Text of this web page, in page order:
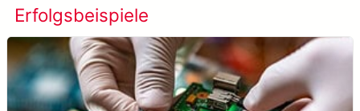
Erfolgsbeispiele